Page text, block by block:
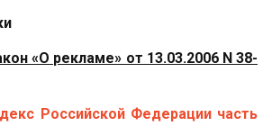
«О рекламе» от 13.03.2006 N 38-
Российской Федерации часть